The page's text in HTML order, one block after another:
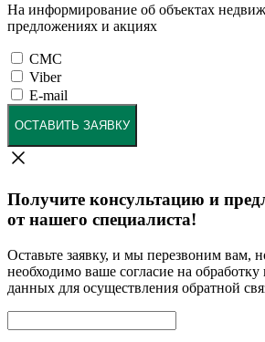
На информирование об объектах
предложениях и акциях
СМС
Viber
E-mail
ОСТАВИТЬ ЗАЯВКУ
Получите консультацию и
от нашего специалиста!
Оставьте заявку, и мы перезвоним вам,
необходимо ваше согласие на
данных для осуществления обратной